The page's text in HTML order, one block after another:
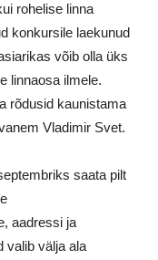
rohelise linna
konkursile laekunud
võib olla üks
linnaosa ilmele.
rõdusid kaunistama
Vladimir Svet.
saata pilt
aadressi ja
valib välja ala